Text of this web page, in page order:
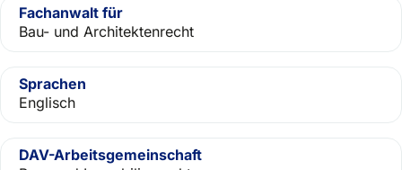
Fachanwalt für
Bau- und Architektenrecht
Sprachen
Englisch
DAV-Arbeitsgemeinschaft